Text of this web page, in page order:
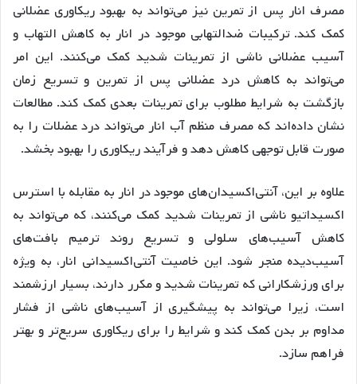
مصرف انار پس از تمرین نیز می‌تواند به بهبود ریکاوری عضلانی
کمک کند. ترکیبات ضدالتهابی موجود در انار به کاهش التهاب و
آسیب عضلانی ناشی از تمرینات شدید کمک می‌کنند. این امر
می‌تواند به کاهش درد عضلانی پس از تمرین و تسریع زمان
بازگشت به شرایط مطلوب برای تمرینات بعدی کمک کند. مطالعات
نشان داده‌اند که مصرف منظم آب انار می‌تواند درد عضلات را به
صورت قابل توجهی کاهش دهد و فرآیند ریکاوری را بهبود بخشد.
علاوه بر این، آنتی‌اکسیدان‌های موجود در انار به مقابله با استرس
اکسیداتیو ناشی از تمرینات شدید کمک می‌کنند، که می‌تواند به
کاهش آسیب‌های سلولی و تسریع روند ترمیم بافت‌های
آسیب‌دیده منجر شود. این خاصیت آنتی‌اکسیدانی انار، به ویژه
برای ورزشکارانی که تمرینات شدید و مکرر دارند، بسیار ارزشمند
است، زیرا می‌تواند به پیشگیری از آسیب‌های ناشی از فشار
مداوم بر بدن کمک کند و شرایط را برای ریکاوری سریع‌تر و بهتر
فراهم سازد.